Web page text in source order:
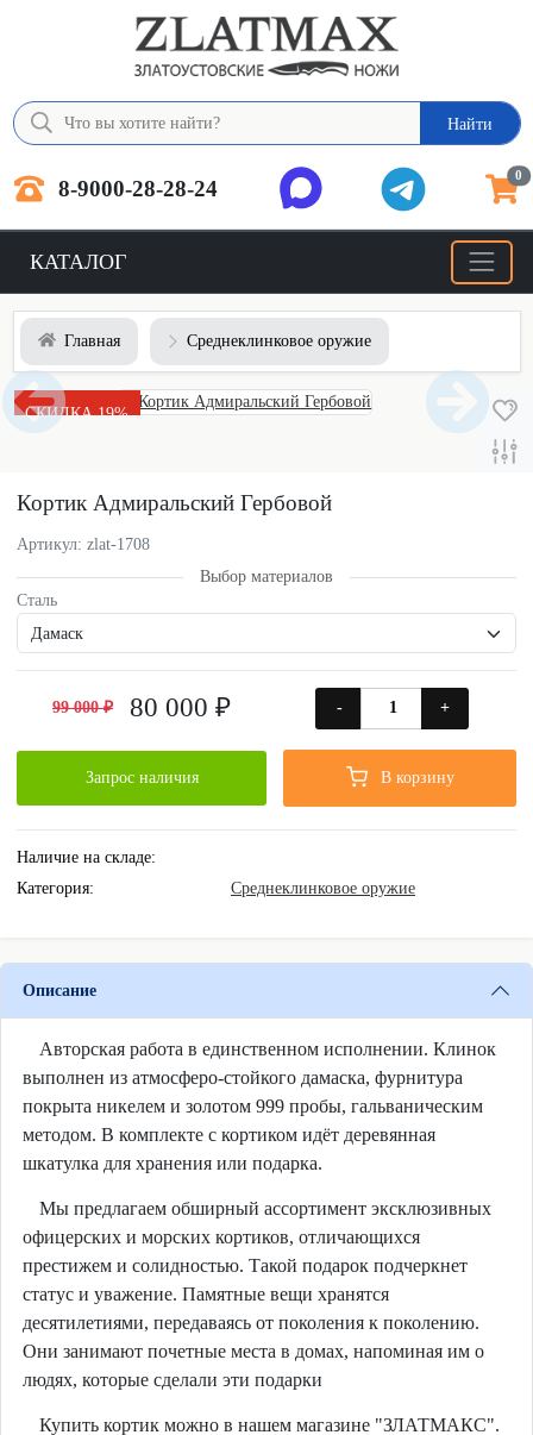
Найти
8-9000-28-28-24 0
КАТАЛОГ
Главная Среднеклинковое оружие
СКИДКА 19%
Кортик Адмиральский Гербовой
Артикул: zlat-1708
Выбор материалов
Сталь
99 000 ₽ 80 000 ₽ - +
Запрос наличия В корзину
Наличие на складе:
Категория:
Среднеклинковое оружие
Описание
Авторская работа в единственном исполнении. Клинок
выполнен из атмосферо-стойкого дамаска, фурнитура
покрыта никелем и золотом 999 пробы, гальваническим
методом. В комплекте с кортиком идёт деревянная
шкатулка для хранения или подарка.
Мы предлагаем обширный ассортимент эксклюзивных
офицерских и морских кортиков, отличающихся
престижем и солидностью. Такой подарок подчеркнет
статус и уважение. Памятные вещи хранятся
десятилетиями, передаваясь от поколения к поколению.
Они занимают почетные места в домах, напоминая им о
людях, которые сделали эти подарки
Купить кортик можно в нашем магазине "ЗЛАТМАКС".